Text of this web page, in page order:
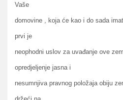
Vaše
domovine , koja će kao i do sada
prvi je
neophodni uslov za uvađanje ove
opredjeljenje jasna i
nesumnjiva pravnog položaja obiju